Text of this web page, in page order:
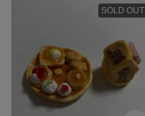
SOLD OUT